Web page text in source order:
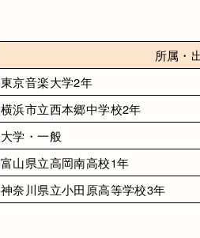
所属・
東京音楽大学2年
横浜市立西本郷中学校2年
大学・一般
富山県立高岡南高校1年
神奈川県立小田原高等学校3年